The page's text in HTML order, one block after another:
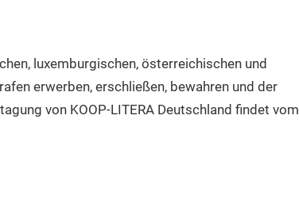
luxemburgischen, österreichischen und
erwerben, erschließen, bewahren und der
von KOOP-LITERA Deutschland findet vom